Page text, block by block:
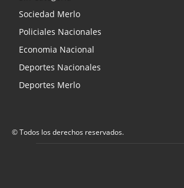
Sociedad Merlo
Policiales Nacionales
Economia Nacional
Deportes Nacionales
Deportes Merlo
© Todos los derechos reservados.